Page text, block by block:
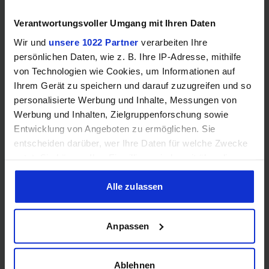
Verantwortungsvoller Umgang mit Ihren Daten
Wir und unsere 1022 Partner verarbeiten Ihre
persönlichen Daten, wie z. B. Ihre IP-Adresse, mithilfe
von Technologien wie Cookies, um Informationen auf
Ihrem Gerät zu speichern und darauf zuzugreifen und so
personalisierte Werbung und Inhalte, Messungen von
Werbung und Inhalten, Zielgruppenforschung sowie
Entwicklung von Angeboten zu ermöglichen. Sie
entscheiden darüber, wer Ihre Daten für welche Zwecke
Cookie-Erklärung oder durch Klicken auf das Privacy
Trigger Symbol ändern oder widerrufen
Informationen über Ihre geografische Lage erfassen,
welche bis auf einige Meter genau sein können
Ihr Gerät durch aktives Scannen nach bestimmten
Alle zulassen
Anpassen
Ablehnen
Speicherkanäle –
Dual
Channel
RAM-Geschwindigkeit –
DDR4-
3200
ECC-Unterstützung ❌ ✔️
Grafik
iGPU ❌ ✔️